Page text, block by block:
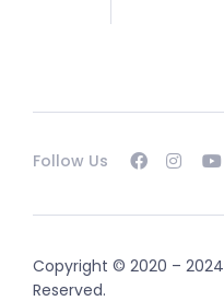
Follow Us
Copyright © 2020 – 2024
Reserved.